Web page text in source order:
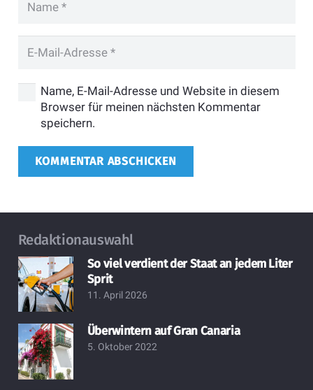
Name, E-Mail-Adresse und Website in diesem
Browser für meinen nächsten Kommentar
speichern.
KOMMENTAR ABSCHICKEN
Redaktionauswahl
So viel verdient der Staat an jedem Liter
Sprit
11. April 2026
Überwintern auf Gran Canaria
5. Oktober 2022